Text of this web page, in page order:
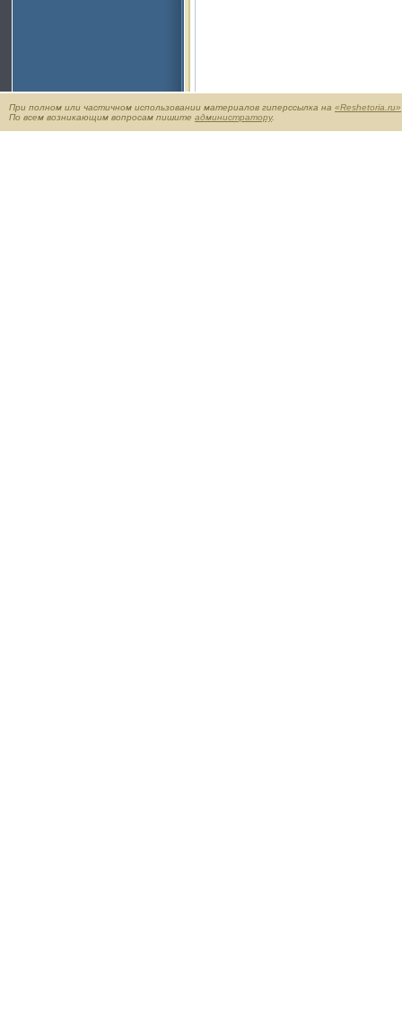
При полном или частичном использовании материалов гиперссылка на «Reshetoria.ru»
По всем возникающим вопросам пишите администратору.